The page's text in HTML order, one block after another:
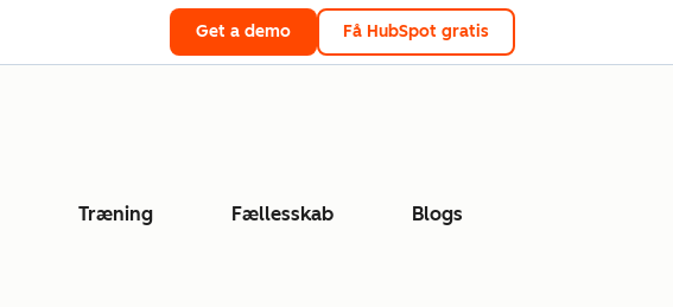
Get a demo Få HubSpot gratis
Træning Fællesskab Blogs